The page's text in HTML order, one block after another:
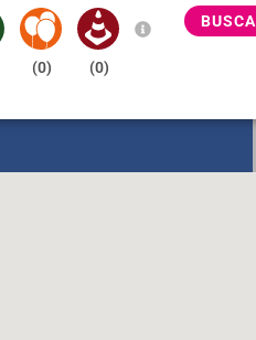
(0) (0)
BUSCA